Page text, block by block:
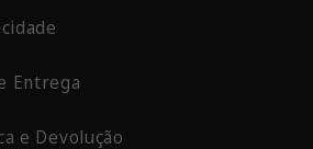
Entrega
e Devolução